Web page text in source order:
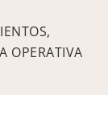
OPERATIVA